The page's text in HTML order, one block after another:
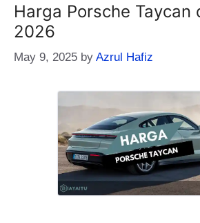
Harga Porsche Taycan
2026
May 9, 2025 by Azrul Hafiz